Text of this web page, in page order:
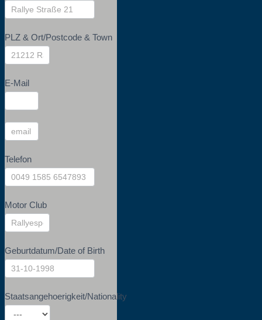
PLZ & Ort/Postcode & Town
E-Mail
Telefon
Motor Club
Geburtdatum/Date of Birth
Staatsangehoerigkeit/Nationality